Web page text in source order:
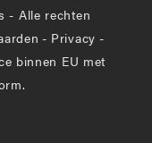
- Alle rechten
- Privacy -
binnen EU met